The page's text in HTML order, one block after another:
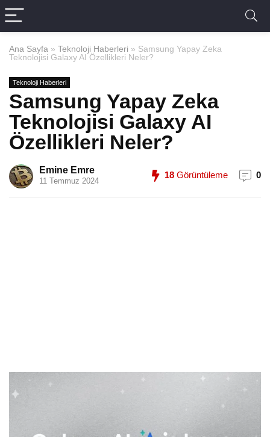
Ana Sayfa » Teknoloji Haberleri » Samsung Yapay Zeka
Teknolojisi Galaxy AI Özellikleri Neler?
Teknoloji Haberleri
Samsung Yapay Zeka
Teknolojisi Galaxy AI
Özellikleri Neler?
Emine Emre
11 Temmuz 2024
18 Görüntüleme 0